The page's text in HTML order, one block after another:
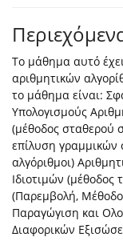
Το μάθημα αυτό
αριθμητικών
το μάθημα είναι:
Υπολογισμούς
(μέθοδος σταθερού
επίλυση γραμμικών
αλγόριθμοι)
Ιδιοτιμών
(Παρεμβολή,
Παραγώγιση και
Διαφορικών